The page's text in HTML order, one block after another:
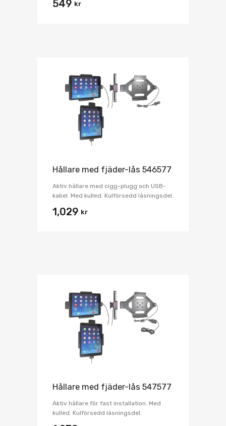
549 kr
Hållare med fjäder-lås 546577
Aktiv hållare med cigg-plugg och USB-
kabel. Med kulled. Kulförsedd låsningsdel.
1,029 kr
Hållare med fjäder-lås 547577
Aktiv hållare för fast installation. Med
kulled. Kulförsedd låsningsdel.